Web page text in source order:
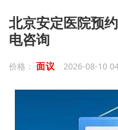
北京安定医院预
电咨询
价格： 面议 2026-08-10